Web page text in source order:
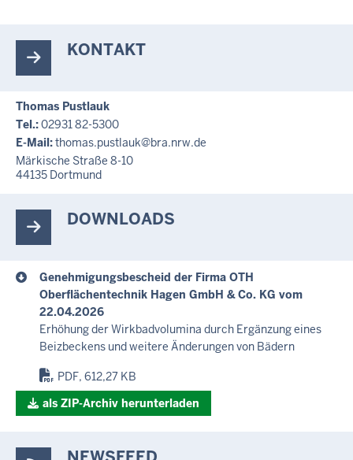
KONTAKT
Thomas Pustlauk
Tel.:02931 82-5300
E-Mail:thomas.pustlauk@bra.nrw.de
Märkische Straße 8-10
44135 Dortmund
DOWNLOADS
Genehmigungsbescheid der Firma OTH
Oberflächentechnik Hagen GmbH & Co. KG vom
22.04.2026
Erhöhung der Wirkbadvolumina durch Ergänzung eines
Beizbeckens und weitere Änderungen von Bädern
PDF, 612,27 KB
als ZIP-Archiv herunterladen